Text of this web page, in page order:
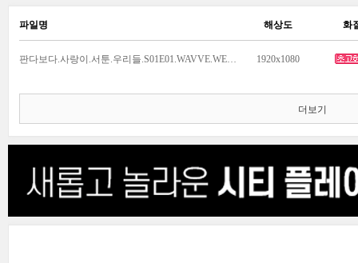
파일명 해상도 화
판다보다.사랑이.서툰.우리들.S01E01.WAVVE.WEB-DL.1080p.H.264.AAC2.0.mkv 1920x1080
더보기